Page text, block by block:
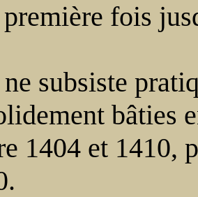
fois
subsiste
bâties
1404 et 1410,